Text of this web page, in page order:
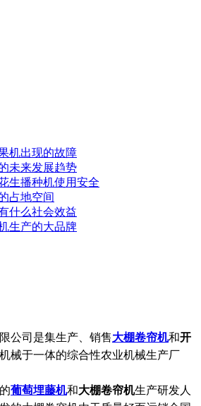
机出现的故障
未来发展趋势
生播种机使用安全
占地空间
什么社会效益
生产的大品牌
司是集生产、销售大棚卷帘机和开
械于一体的综合性农业机械生产厂
葡萄埋藤机和大棚卷帘机生产研发人